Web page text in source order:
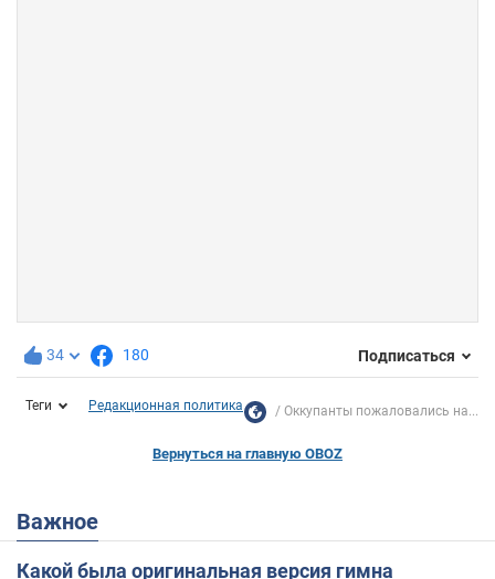
34 180 Подписаться
Теги Редакционная политика Оккупанты пожаловались на...
Вернуться на главную OBOZ
Важное
Какой была оригинальная версия гимна